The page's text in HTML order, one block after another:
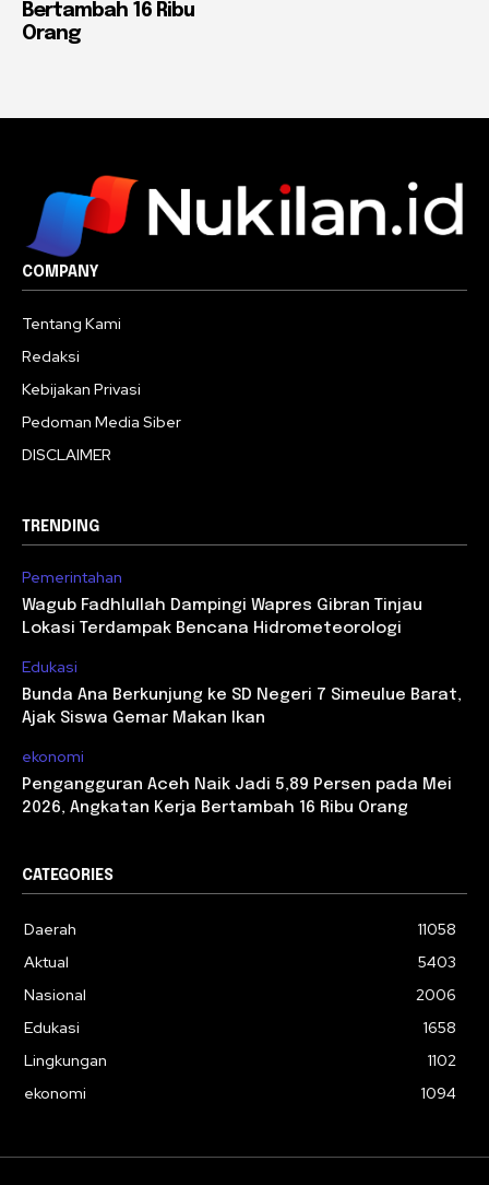
Bertambah 16 Ribu
Orang
COMPANY
Tentang Kami
Redaksi
Kebijakan Privasi
Pedoman Media Siber
DISCLAIMER
TRENDING
Pemerintahan
Wagub Fadhlullah Dampingi Wapres Gibran Tinjau
Lokasi Terdampak Bencana Hidrometeorologi
Edukasi
Bunda Ana Berkunjung ke SD Negeri 7 Simeulue Barat,
Ajak Siswa Gemar Makan Ikan
ekonomi
Pengangguran Aceh Naik Jadi 5,89 Persen pada Mei
2026, Angkatan Kerja Bertambah 16 Ribu Orang
CATEGORIES
Daerah
11058
Aktual
5403
Nasional
2006
Edukasi
1658
Lingkungan
1102
ekonomi
1094